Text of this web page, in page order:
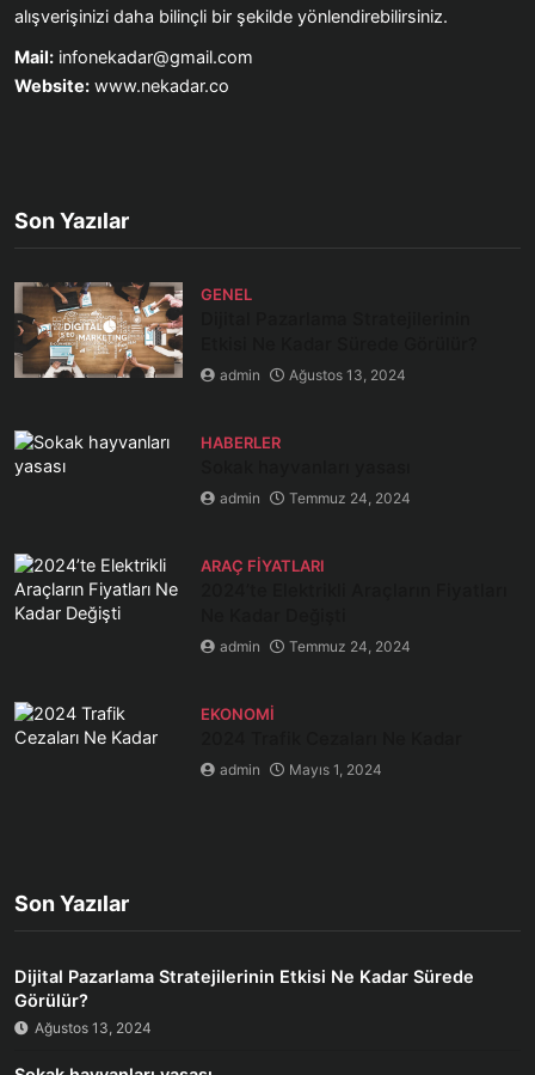
alışverişinizi daha bilinçli bir şekilde yönlendirebilirsiniz.
Mail: infonekadar@gmail.com
Website: www.nekadar.co
Son Yazılar
GENEL
admin Ağustos 13, 2024
HABERLER
admin Temmuz 24, 2024
ARAÇ FIYATLARI
admin Temmuz 24, 2024
EKONOMI
admin Mayıs 1, 2024
Son Yazılar
Dijital Pazarlama Stratejilerinin Etkisi Ne Kadar Sürede
Görülür?
Ağustos 13, 2024